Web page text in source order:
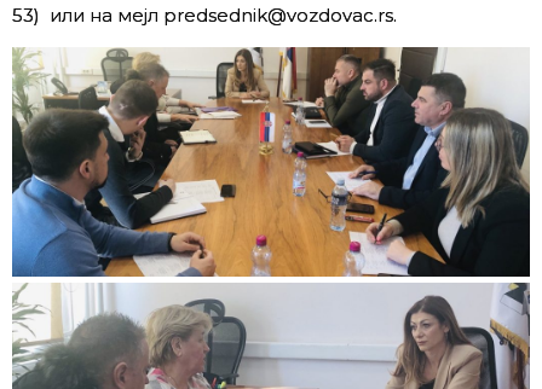
53) или на мејл predsednik@vozdovac.rs.